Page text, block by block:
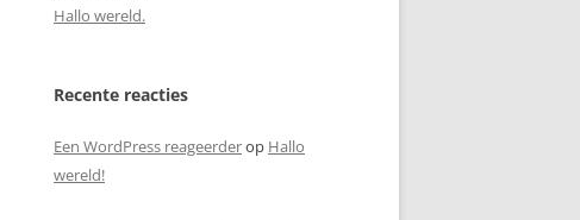
Hallo wereld.
Recente reacties
Een WordPress reageerderop Hallo
wereld!